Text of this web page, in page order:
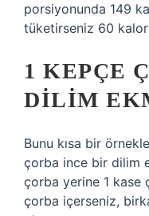
porsiyonunda 149
tüketirseniz 60
1 KEPÇE
DILIM
Bunu kısa bir
çorba ince bir dilim
çorba yerine 1 kase
çorba içerseniz,